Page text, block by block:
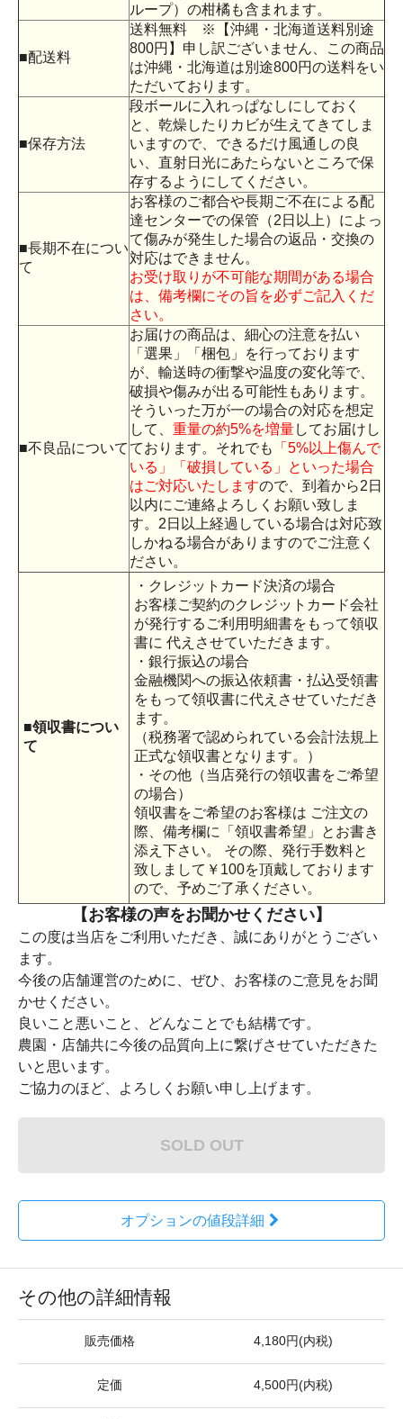
ループ）の柑橘も含まれます。
■配送料
送料無料 ※【沖縄・北海道送料別途
800円】申し訳ございません、この商品
は沖縄・北海道は別途800円の送料をい
ただいております。
■保存方法
段ボールに入れっぱなしにしておく
と、乾燥したりカビが生えてきてしま
いますので、できるだけ風通しの良
い、直射日光にあたらないところで保
存するようにしてください。
■長期不在につい
て
お客様のご都合や長期ご不在による配
達センターでの保管（2日以上）によっ
て傷みが発生した場合の返品・交換の
対応はできません。
お受け取りが不可能な期間がある場合
は、備考欄にその旨を必ずご記入くだ
さい。
■不良品について
お届けの商品は、細心の注意を払い
「選果」「梱包」を行っております
が、輸送時の衝撃や温度の変化等で、
破損や傷みが出る可能性もあります。
そういった万が一の場合の対応を想定
して、 重量の約5%を増量してお届けし
ております。それでも
「5%以上傷んで
いる」「破損している」といった場合
はご対応いたしますので、到着から2日
以内にご連絡よろしくお願い致しま
す。2日以上経過している場合は対応致
しかねる場合がありますのでご注意く
ださい。
■領収書につい
て
・クレジットカード決済の場合
お客様ご契約のクレジットカード会社
が発行するご利用明細書をもって領収
書に 代えさせていただきます。
・銀行振込の場合
金融機関への振込依頼書・払込受領書
をもって領収書に代えさせていただき
ます。
（税務署で認められている会計法規上
正式な領収書となります。）
・その他（当店発行の領収書をご希望
の場合）
領収書をご希望のお客様は ご注文の
際、備考欄に「領収書希望」とお書き
添え下さい。 その際、発行手数料と
致しまして￥100を頂戴しております
ので、予めご了承ください。
【お客様の声をお聞かせください】
この度は当店をご利用いただき、誠にありがとうござい
ます。
今後の店舗運営のために、ぜひ、お客様のご意見をお聞
かせください。
良いこと悪いこと、どんなことでも結構です。
農園・店舗共に今後の品質向上に繋げさせていただきた
いと思います。
ご協力のほど、よろしくお願い申し上げます。
SOLD OUT
オプションの値段詳細
その他の詳細情報
販売価格 4,180円(内税)
定価 4,500円(内税)